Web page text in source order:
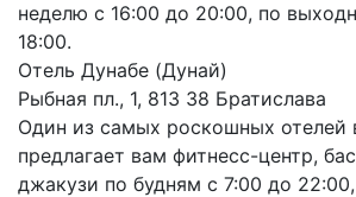
неделю с 16:00 до 20:00, по
18:00.
Отель Дунабe (Дунай)
Рыбная пл., 1, 813 38 Братислава
Один из самых роскошных отелей
предлагает вам фитнесс-центр,
джакузи по будням с 7:00 до